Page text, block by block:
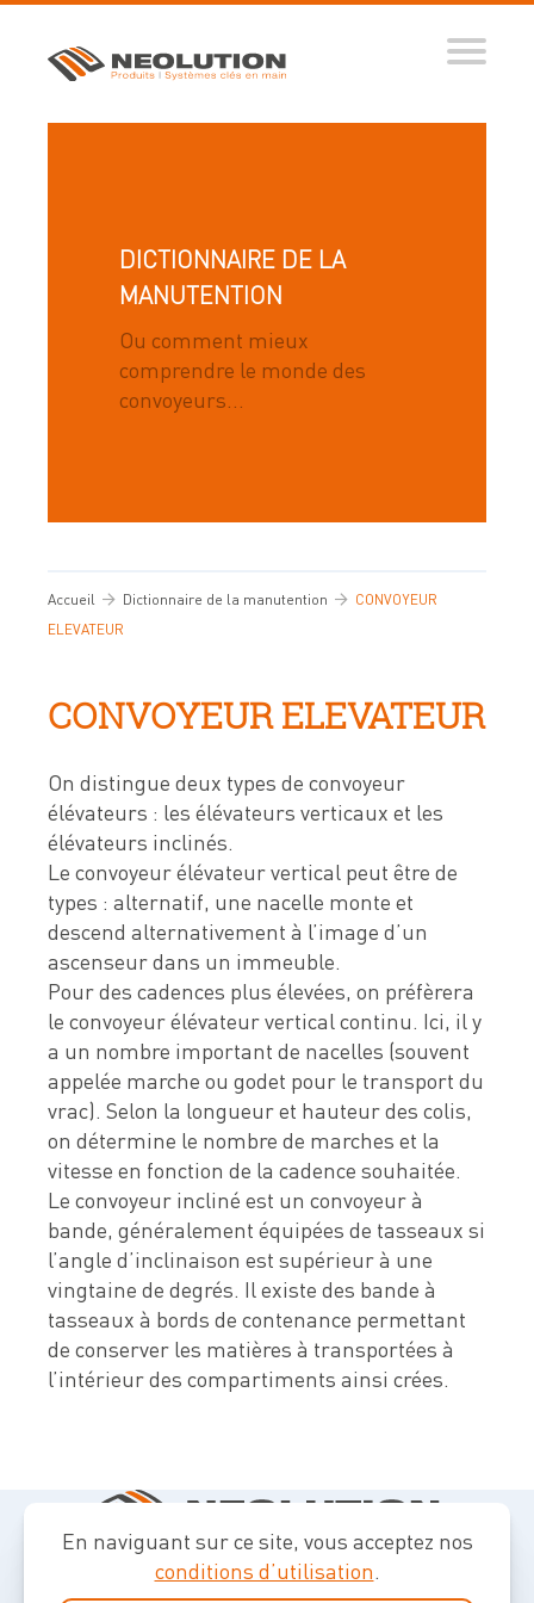
En naviguant sur ce site, vous acceptez nos
conditions d’utilisation.
Produits
Systèmes automatisés
Nos réalisations
Dictionnaire de la manutention
Guide de sélection
Qui sommes-nous
Témoignages
Nos engagements
Nos partenaires
Support & SAV
DICTIONNAIRE DE LA
MANUTENTION
Ou comment mieux
comprendre le monde des
convoyeurs...
Accueil Dictionnaire de la manutention
CONVOYEUR
ELEVATEUR
CONVOYEUR ELEVATEUR
On distingue deux types de convoyeur
élévateurs : les élévateurs verticaux et les
élévateurs inclinés.
Le convoyeur élévateur vertical peut être de
types : alternatif, une nacelle monte et
descend alternativement à l’image d’un
ascenseur dans un immeuble.
Pour des cadences plus élevées, on préfèrera
le convoyeur élévateur vertical continu. Ici, il y
a un nombre important de nacelles (souvent
appelée marche ou godet pour le transport du
vrac). Selon la longueur et hauteur des colis,
on détermine le nombre de marches et la
vitesse en fonction de la cadence souhaitée.
Le convoyeur incliné est un convoyeur à
bande, généralement équipées de tasseaux si
l’angle d’inclinaison est supérieur à une
vingtaine de degrés. Il existe des bande à
tasseaux à bords de contenance permettant
de conserver les matières à transportées à
l’intérieur des compartiments ainsi crées.